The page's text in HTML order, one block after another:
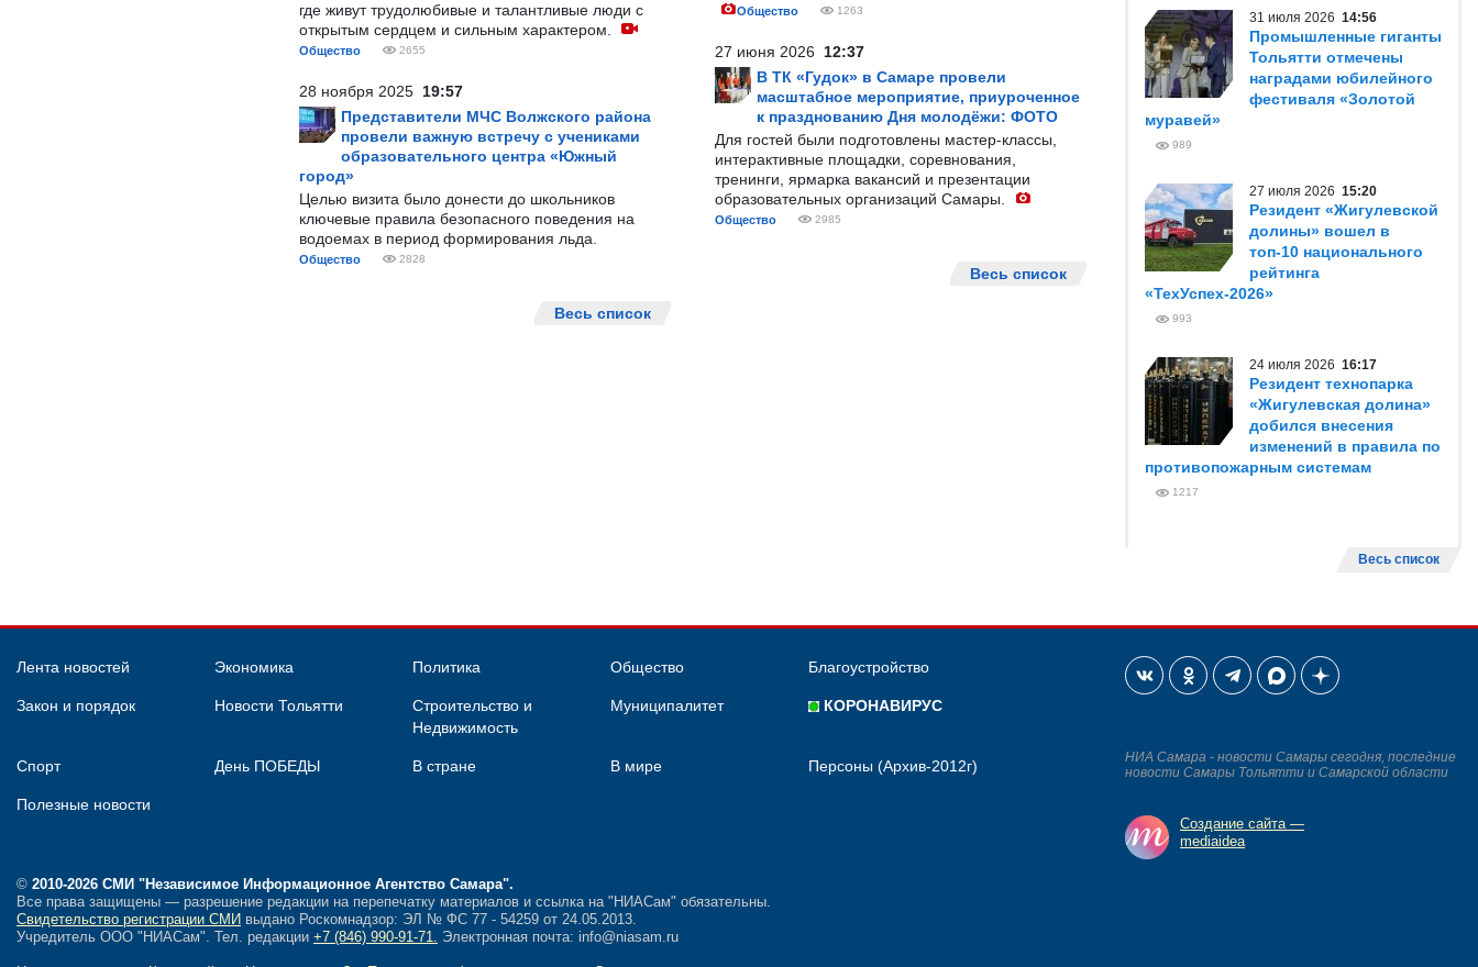
где живут трудолюбивые и талантливые люди с
открытым сердцем и сильным характером.
Общество 2655
28 ноября 2025 19:57
Представители МЧС Волжского района
провели важную встречу с учениками
образовательного центра «Южный
город»
Целью визита было донести до школьников
ключевые правила безопасного поведения на
водоемах в период формирования льда.
Общество 2828
Весь список
Общество 1263
27 июня 2026 12:37
В ТК «Гудок» в Самаре провели
масштабное мероприятие, приуроченное
к празднованию Дня молодёжи: ФОТО
Для гостей были подготовлены мастер-классы,
интерактивные площадки, соревнования,
тренинги, ярмарка вакансий и презентации
образовательных организаций Самары.
Общество 2985
Весь список
31 июля 2026 14:56
Промышленные гиганты
Тольятти отмечены
наградами юбилейного
фестиваля «Золотой
муравей»
989
27 июля 2026 15:20
Резидент «Жигулевской
долины» вошел в
топ-10 национального
рейтинга
«ТехУспех-2026»
993
24 июля 2026 16:17
Резидент технопарка
«Жигулевская долина»
добился внесения
изменений в правила по
противопожарным системам
1217
Весь список
Лента новостей Экономика Политика Общество Благоустройство
Закон и порядок Новости Тольятти
Строительство и
Недвижимость
Муниципалитет КОРОНАВИРУС
Спорт День ПОБЕДЫ В стране В мире Персоны (Архив-2012г)
Полезные новости
© 2010-2026 СМИ "Независимое Информационное Агентство Самара".
Все права защищены — разрешение редакции на перепечатку материалов и ссылка на "НИАСам" обязательны.
Свидетельство регистрации СМИ выдано Роскомнадзор: ЭЛ № ФС 77 - 54259 от 24.05.2013.
Учредитель ООО "НИАСам". Тел. редакции +7 (846) 990-91-71. Электронная почта: info@niasam.ru
НИА Самара - новости Самары сегодня, последние
новости Самары Тольятти и Самарской области
Создание сайта —
mediaidea